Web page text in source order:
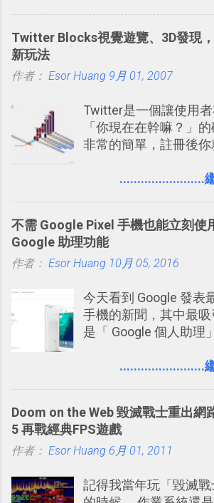
是另外一款非常知名系
ZeptoLab ，在玩了幾
品：「 King of
玩法與眾不同的 PVP
Twitter Blocks視覺遊覽、3D發現
新玩法
作者： Esor Huang 9月 01, 2007
Twitter是一個讓使用
「你現在在幹嘛？」
非常的簡單，註冊後
文，你可以真的在上
牢騷，或許你也想要透
什麼事情。各式各樣被
「twitter」會像資訊之
不管是採用什麼樣的
沒有人會有意見，這
自由也很有趣的一個
利用Twitter來嘗試各
些軟體更新、網站服務
很想試試看是否能加入
電腦玩物介紹過的資訊
的 碎碎念版電腦玩物
........................
不需 Google Pixel 手機也能立刻使
Google 助理功能
作者： Esor Huang 10月 05, 2016
今天看到 Google 發表
手機的新聞，其中最
是「 Google 個人助理
「這是他使用過最聰
問、可以找出特殊的照
們的行程，也能幫我們
如果單從後面幾個「功
內建在我們的 Google
........................
Doom on the Web 毀滅戰士重出網
5 再戰經典FPS遊戲
作者： Esor Huang 6月 01, 2011
記得我當年玩「毀滅戰